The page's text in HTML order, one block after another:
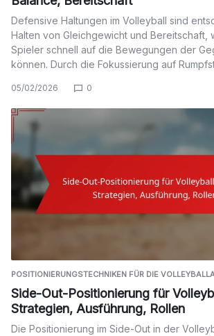
Defensive Haltungen im Volleyball sind
Halten von Gleichgewicht und Bereitschaft,
Spieler schnell auf die Bewegungen der
können. Durch die Fokussierung auf
05/02/2026 0
POSITIONIERUNGSTECHNIKEN FÜR DIE
Side-Out-Positionierung für
Strategien, Ausführung, Rollen
Die Positionierung im Side-Out in der